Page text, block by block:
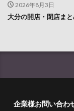
2026年8月3日
大分の開店・閉店ま
企業様お問い合わ